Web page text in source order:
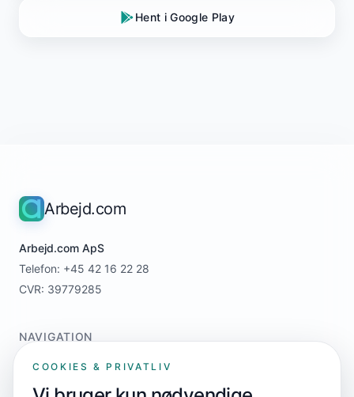
Hent i Google Play
Arbejd.com
Arbejd.com ApS
Telefon: +45 42 16 22 28
CVR: 39779285
NAVIGATION
Home
For jobsøgere
COOKIES & PRIVATLIV